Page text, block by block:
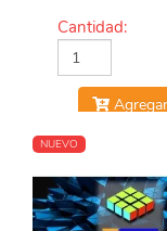
Cantidad:
Agregar
NUEVO